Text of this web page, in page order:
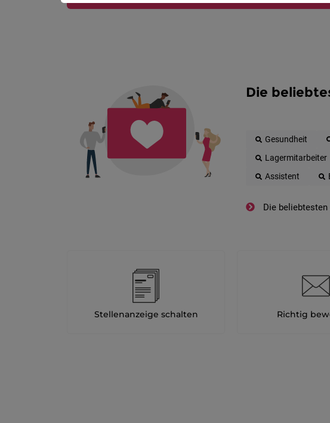
Die
Gesundheit
Lagermitarbeiter
Assistent
Die
Stellenanzeige schalten Richtig